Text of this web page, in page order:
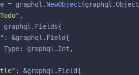
= graphql . NewObject (graphql .
Todo" ,
graphql . Fields{
" : &graphql . Field{
			Type
: graphql . Int ,
" : &graphql . Field{